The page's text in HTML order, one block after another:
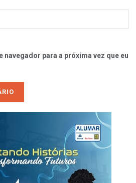
navegador para a próxima vez que eu